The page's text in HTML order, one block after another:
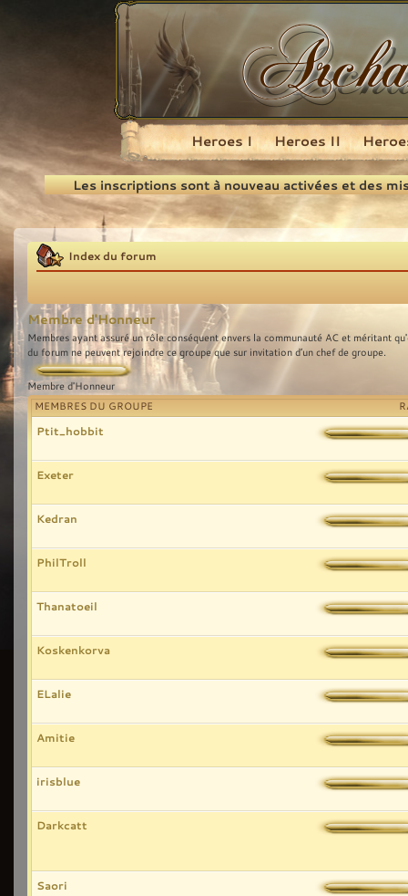
Recherche
Heroes I Heroes II
Les inscriptions sont à nouveau activées et des
Index du forum
Membre d'Honneur
Membres ayant assuré un rôle conséquent envers la communauté AC et méritant
du forum ne peuvent rejoindre ce groupe que sur invitation d’un chef de groupe.
Membre d'Honneur
MEMBRES DU GROUPE
Ptit_hobbit
Exeter
Kedran
PhilTroll
Thanatoeil
Koskenkorva
ELalie
Amitie
irisblue
Darkcatt
Saori